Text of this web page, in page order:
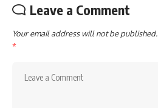
Leave a Comment
Your email address will not be published.
*